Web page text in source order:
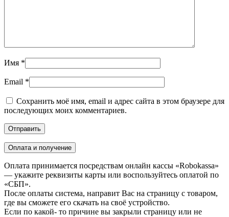
Имя *
Email *
Сохранить моё имя, email и адрес сайта в этом браузере для
последующих моих комментариев.
Оплата и получение
Оплата принимается посредствам онлайн кассы «Robokassa»
— укажите реквизиты карты или воспользуйтесь оплатой по
«СБП».
После оплаты система, направит Вас на страницу с товаром,
где вы сможете его скачать на своё устройство.
Если по какой- то причине вы закрыли страницу или не